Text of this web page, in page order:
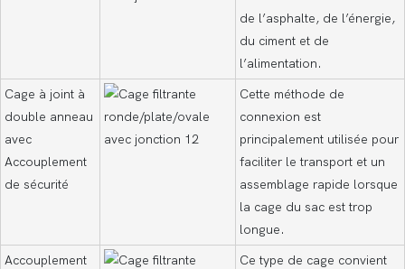
de l’asphalte, de l’énergie,
du ciment et de
l’alimentation.
Cage à joint à
double anneau
avec
Accouplement
de sécurité
Cette méthode de
connexion est
principalement utilisée pour
faciliter le transport et un
assemblage rapide lorsque
la cage du sac est trop
longue.
Accouplement
Ce type de cage convient